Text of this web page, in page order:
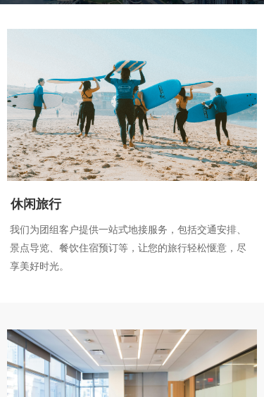
休闲旅行
我们为团组客户提供一站式地接服务，包括交通安排、
景点导览、餐饮住宿预订等，让您的旅行轻松惬意，尽
享美好时光。